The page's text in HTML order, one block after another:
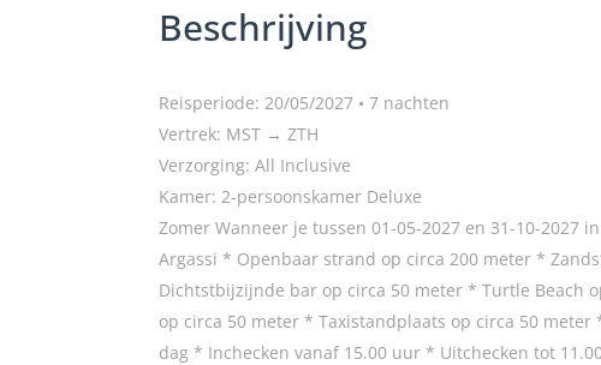
Beschrijving
Reisperiode: 20/05/2027 • 7 nachten
Vertrek: MST → ZTH
Verzorging: All Inclusive
Kamer: 2-persoonskamer Deluxe
Zomer Wanneer je tussen 01-05-2027 en 31-10-
Argassi * Openbaar strand op circa 200 meter *
Dichtstbijzijnde bar op circa 50 meter * Turtle Beach
op circa 50 meter * Taxistandplaats op circa 50
dag * Inchecken vanaf 15.00 uur * Uitchecken tot